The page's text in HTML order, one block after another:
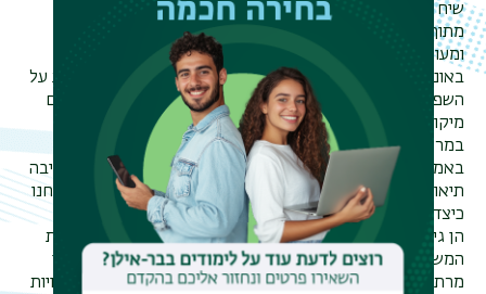
שיח לדוקטורנטים בנושא בנושא יחסי כוחות בשפה.
מתוך הדיאלוגים העמוקים בקבוצה נולדה הרצאה משותפת
ומעוררת מחשבה, שהוצגה בכנס האחרון שפה וחברה
באוניברסיטת תל אביב (8.9.25): "תהיות בלשניות ופילוסופיות על
השפה כמנגנון לשליטה מוסדית בזמן משברים חברתיים" – עם
מיקוד במשבר הקורונה.
במרכזה של ההרצאה עמדה מילה אחת: "בידוד".
באמצעות כלים מהתחום של סמנטיקה קוגניטיבית, ובליווי חשיבה
תיאורטית בהשראת מישל פוקו ותיאוריית ה־Biopower, הן בחנו
כיצד המושג עבר שינוי בשיח העברי במהלך תקופת הקורונה.
הן גילו שמספר השימושים במונח זינק בצורה דרמטית בתקופת
המשבר. על אף שליבת משמעותו נותרה בעינה, התרחש תהליך
מרתק של עירוב מושגי (Conceptual Blending) בין משמעויות